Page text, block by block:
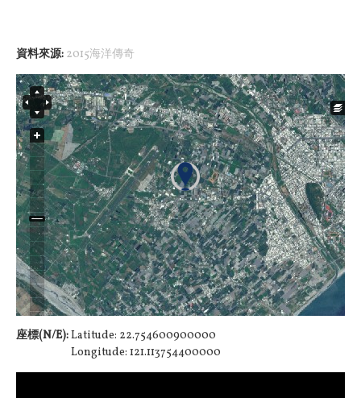
資料來源: 2015海洋傳奇
座標(N/E):Latitude: 22.754600900000
Longitude: 121.113754400000